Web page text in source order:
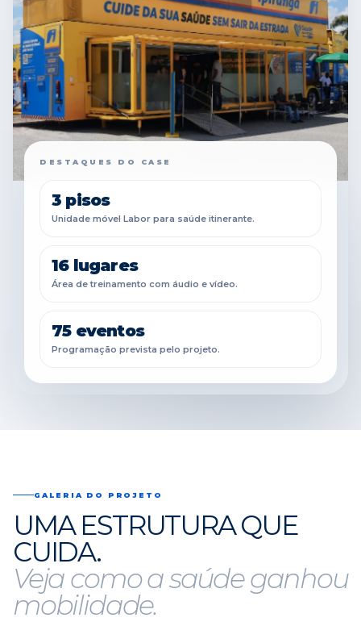
DESTAQUES DO CASE
3 pisos
Unidade móvel Labor para saúde itinerante.
16 lugares
Área de treinamento com áudio e vídeo.
75 eventos
Programação prevista pelo projeto.
GALERIA DO PROJETO
UMA ESTRUTURA QUE
CUIDA.
Veja como a saúde ganhou
mobilidade.